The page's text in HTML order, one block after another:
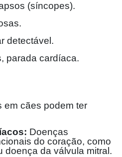
(síncopes).
detectável.
parada cardíaca.
em cães podem ter
Doenças
do coração, como
doença da válvula mitral.